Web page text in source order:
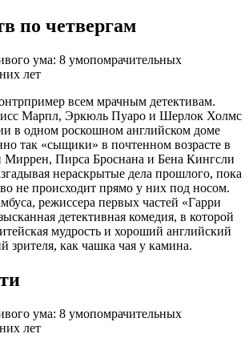
по четвергам
всем мрачным детективам.
Марпл, Эркюль Пуаро и Шерлок Холмс
в одном роскошном английском доме
так «сыщики» в почтенном возрасте в
Пирса Броснана и Бена Кингсли
нераскрытые дела прошлого, пока
не происходит прямо у них под носом.
режиссера первых частей «Гарри
детективная комедия, в которой
мудрость и хороший английский
зрителя, как чашка чая у камина.